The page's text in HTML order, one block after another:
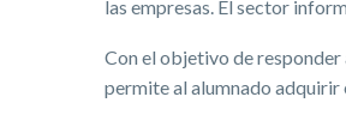
las empresas. El sector
Con el objetivo de responder
permite al alumnado adquirir